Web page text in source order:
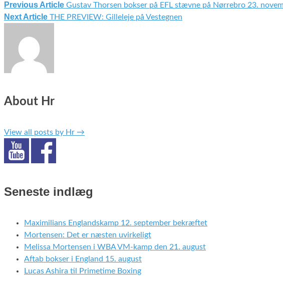
Previous Article Gustav Thorsen bokser på EFL stævne på Nørrebro 23.
Next Article THE PREVIEW: Gilleleje på Vestegnen
About Hr
View all posts by Hr →
Seneste indlæg
Maximilians Englandskamp 12. september bekræftet
Mortensen: Det er næsten uvirkeligt
Melissa Mortensen i WBA VM-kamp den 21. august
Aftab bokser i England 15. august
Lucas Ashira til Primetime Boxing